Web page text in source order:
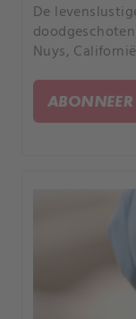
De
Nuys,